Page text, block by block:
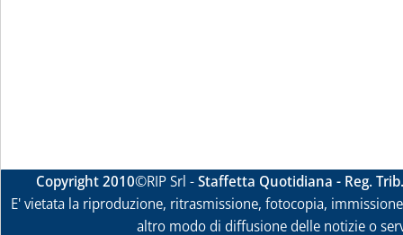
Copyright 2010©RIP Srl -Staffetta Quotidiana - Reg.
E' vietata la riproduzione, ritrasmissione, fotocopia,
altro modo di diffusione delle notizie o